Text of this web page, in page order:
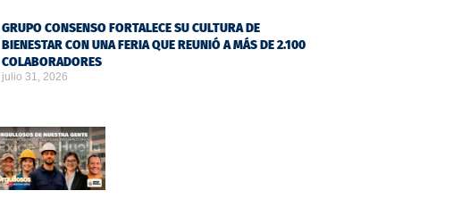
GRUPO CONSENSO FORTALECE SU CULTURA DE
BIENESTAR CON UNA FERIA QUE REUNIÓ A MÁS DE 2.100
COLABORADORES
julio 31, 2026